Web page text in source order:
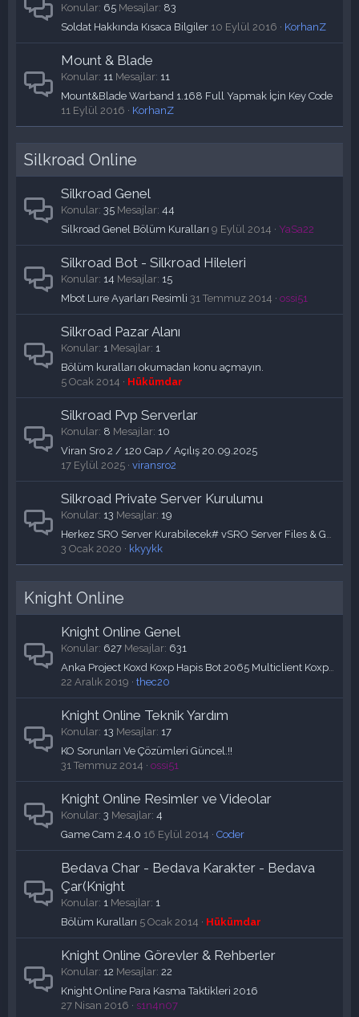
Konular 65 Mesajlar 83
Soldat Hakkında Kısaca Bilgiler 10 Eylül 2016 KorhanZ
Mount & Blade
Konular 11 Mesajlar 11
Mount&Blade Warband 1.168 Full Yapmak İçin Key Code
11 Eylül 2016
KorhanZ
Silkroad Online
Silkroad Genel
Konular 35 Mesajlar 44
Silkroad Genel Bölüm Kuralları 9 Eylül 2014 YaSa22
Silkroad Bot - Silkroad Hileleri
Konular 14 Mesajlar 15
Mbot Lure Ayarları Resimli 31 Temmuz 2014 ossi51
Silkroad Pazar Alanı
Konular 1 Mesajlar 1
Bölüm kuralları okumadan konu açmayın.
5 Ocak 2014
Hükümdar
Silkroad Pvp Serverlar
Konular 8 Mesajlar 10
Viran Sro 2 / 120 Cap / Açılış 20.09.2025
17 Eylül 2025 viransro2
Silkroad Private Server Kurulumu
Konular 13 Mesajlar 19
3 Ocak 2020
kkyykk
Knight Online
Knight Online Genel
Konular 627 Mesajlar 631
22 Aralık 2019
thec20
Knight Online Teknik Yardım
Konular 13 Mesajlar 17
KO Sorunları Ve Çözümleri Güncel.!!
31 Temmuz 2014
ossi51
Knight Online Resimler ve Videolar
Konular 3 Mesajlar 4
Game Cam 2.4.0 16 Eylül 2014 Coder
Bedava Char - Bedava Karakter - Bedava
Çar(Knight
Konular 1 Mesajlar 1
Bölüm Kuralları 5 Ocak 2014 Hükümdar
Knight Online Görevler & Rehberler
Konular 12 Mesajlar 22
Knight Online Para Kasma Taktikleri 2016
27 Nisan 2016
s1n4n07